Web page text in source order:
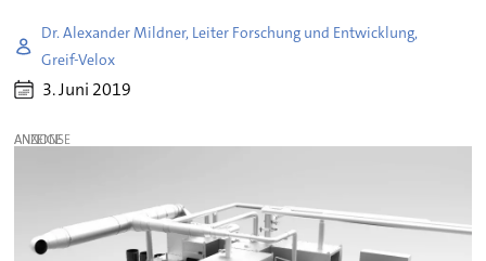
Dr. Alexander Mildner, Leiter Forschung und Entwicklung,
Greif-Velox
3. Juni 2019
ANZEIGE